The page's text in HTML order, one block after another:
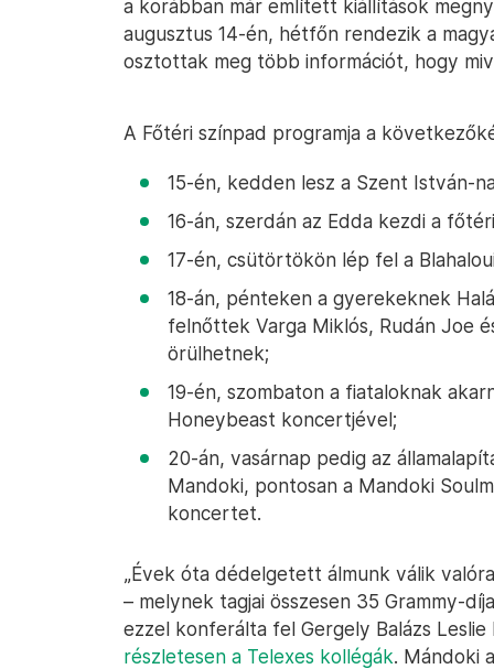
a korábban már említett kiállítások
augusztus 14-én, hétfőn rendezik a
osztottak meg több információt, hogy
A Főtéri színpad programja a
15-én, kedden lesz a Szent István-
16-án, szerdán az Edda kezdi a
17-én, csütörtökön lép fel a
18-án, pénteken a gyerekeknek
felnőttek Varga Miklós, Rudán Joe
örülhetnek;
19-én, szombaton a fiataloknak
Honeybeast koncertjével;
20-án, vasárnap pedig az
Mandoki, pontosan a Mandoki
koncertet.
„Évek óta dédelgetett álmunk válik
– melynek tagjai összesen 35 Grammy-
ezzel konferálta fel Gergely Balázs
részletesen a Telexes kollégák. Mándoki